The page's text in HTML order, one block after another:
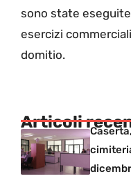
sono state
esercizi
domitio.
Articoli